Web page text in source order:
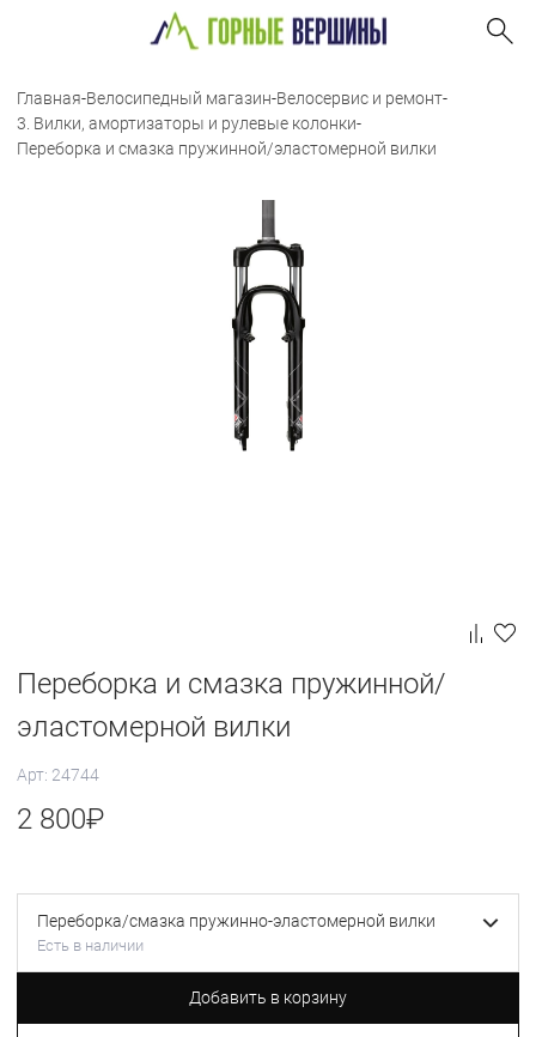
Главная-Велосипедный магазин-Велосервис и ремонт-
3. Вилки, амортизаторы и рулевые колонки-
Переборка и смазка пружинной/эластомерной вилки
Переборка и смазка пружинной/
эластомерной вилки
Арт: 24744
2 800₽
Переборка/смазка пружинно-эластомерной вилки
Есть в наличии
Добавить в корзину